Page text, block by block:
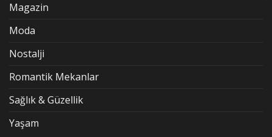
Magazin
Moda
Nostalji
Romantik Mekanlar
Sağlık & Güzellik
Yaşam